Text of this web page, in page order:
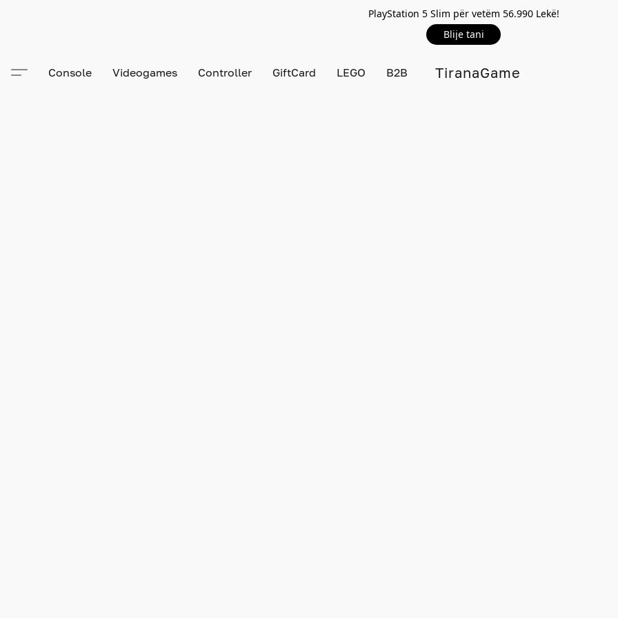
PlayStation 5 Slim për vetëm 56.990 Lekë!
Blije tani
TiranaGame
Console Videogames Controller GiftCard LEGO B2B